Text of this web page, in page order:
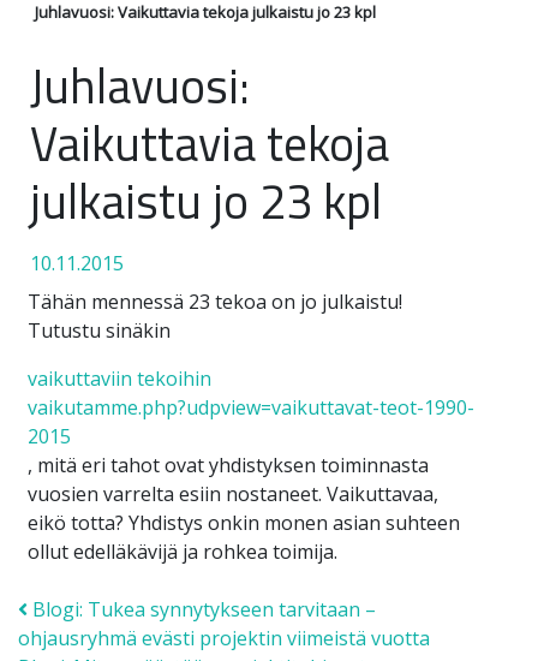
Juhlavuosi: Vaikuttavia tekoja julkaistu jo 23 kpl
Juhlavuosi:
Vaikuttavia tekoja
julkaistu jo 23 kpl
10.11.2015
Tähän mennessä 23 tekoa on jo julkaistu!
Tutustu sinäkin
vaikuttaviin tekoihin
vaikutamme.php?udpview=vaikuttavat-teot-1990-
2015
, mitä eri tahot ovat yhdistyksen toiminnasta
vuosien varrelta esiin nostaneet. Vaikuttavaa,
eikö totta? Yhdistys onkin monen asian suhteen
ollut edelläkävijä ja rohkea toimija.
Post navigation
Blogi: Tukea synnytykseen tarvitaan –
ohjausryhmä evästi projektin viimeistä vuotta